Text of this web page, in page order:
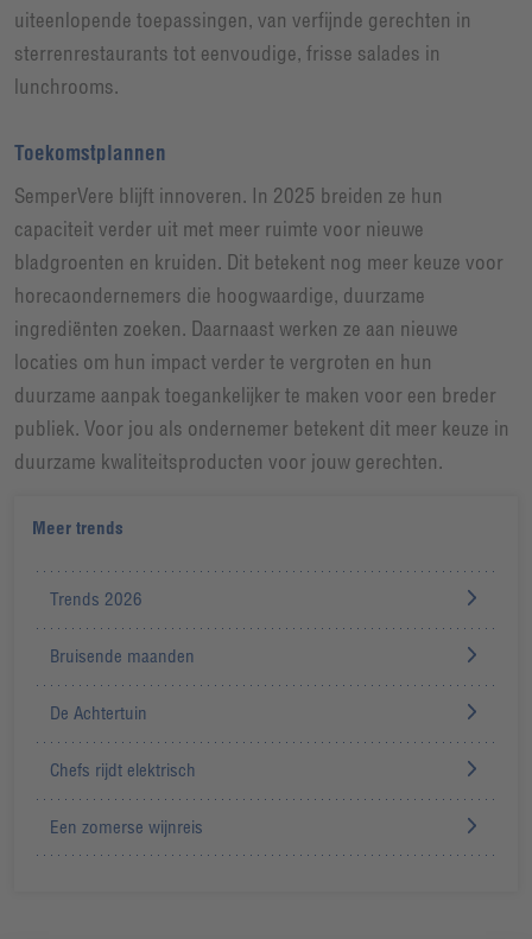
uiteenlopende toepassingen, van verfijnde gerechten in
sterrenrestaurants tot eenvoudige, frisse salades in
lunchrooms.
Toekomstplannen
SemperVere blijft innoveren. In 2025 breiden ze hun
capaciteit verder uit met meer ruimte voor nieuwe
bladgroenten en kruiden. Dit betekent nog meer keuze voor
horecaondernemers die hoogwaardige, duurzame
ingrediënten zoeken. Daarnaast werken ze aan nieuwe
locaties om hun impact verder te vergroten en hun
duurzame aanpak toegankelijker te maken voor een breder
publiek. Voor jou als ondernemer betekent dit meer keuze in
duurzame kwaliteitsproducten voor jouw gerechten.
Meer trends
Trends 2026
Bruisende maanden
De Achtertuin
Chefs rijdt elektrisch
Een zomerse wijnreis